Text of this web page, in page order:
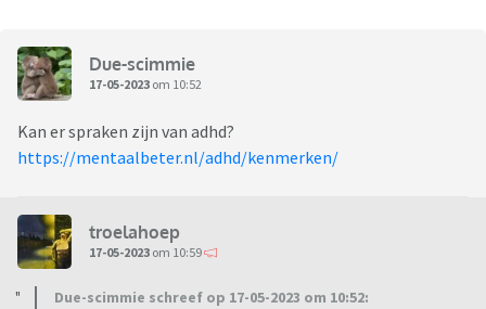
Due-scimmie
17-05-2023 om 10:52
Kan er spraken zijn van adhd?
https://mentaalbeter.nl/adhd/kenmerken/
troelahoep
17-05-2023 om 10:59
Due-scimmie schreef op 17-05-2023 om 10:52: